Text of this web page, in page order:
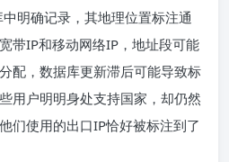
明确记录，其地理位置标注通
带IP和移动网络IP，地址段可能
配，数据库更新滞后可能导致标
用户明明身处支持国家，却仍然
使用的出口IP恰好被标注到了